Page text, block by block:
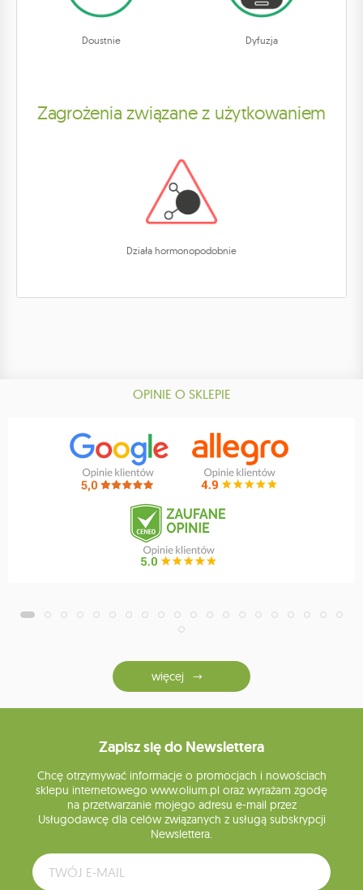
Doustnie Dyfuzja
Zagrożenia związane z użytkowaniem
Działa hormonopodobnie
OPINIE O SKLEPIE
więcej
Zapisz się do Newslettera
Chcę otrzymywać informacje o promocjach i nowościach
sklepu internetowego www.olium.pl oraz wyrażam zgodę
na przetwarzanie mojego adresu e-mail przez
Usługodawcę dla celów związanych z usługą subskrypcji
Newslettera.